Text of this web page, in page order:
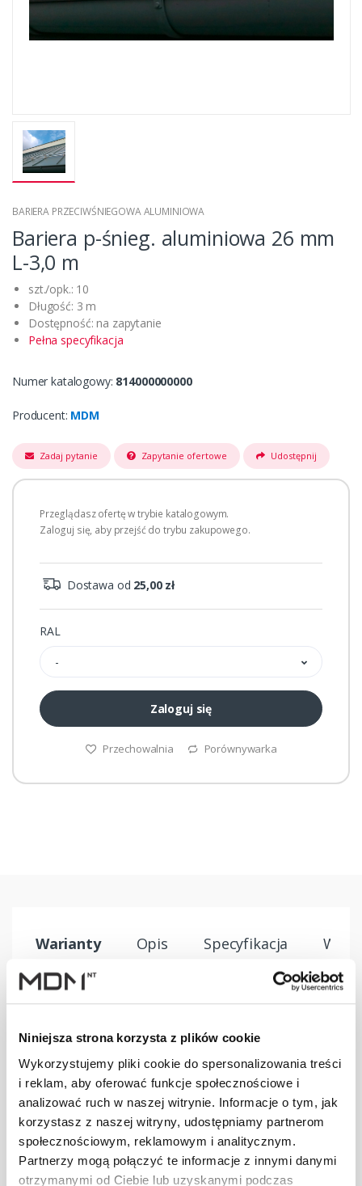
Niniejsza strona korzysta z plików cookie
Wykorzystujemy pliki cookie do spersonalizowania treści
i reklam, aby oferować funkcje społecznościowe i
analizować ruch w naszej witrynie. Informacje o tym, jak
korzystasz z naszej witryny, udostępniamy partnerom
społecznościowym, reklamowym i analitycznym.
Partnerzy mogą połączyć te informacje z innymi danymi
otrzymanymi od Ciebie lub uzyskanymi podczas
BARIERA PRZECIWŚNIEGOWA ALUMINIOWA
Bariera p-śnieg. aluminiowa 26 mm
L-3,0 m
szt./opk.: 10
Długość: 3 m
Dostępność: na zapytanie
Pełna specyfikacja
Numer katalogowy: 814000000000
Producent: MDM
Zadaj pytanie Zapytanie ofertowe Udostępnij
Przeglądasz ofertę w trybie katalogowym.
Zaloguj się, aby przejść do trybu zakupowego.
Dostawa od 25,00 zł
RAL
-
Zaloguj się
Przechowalnia Porównywarka
Warianty Opis Specyfikacja
Bariera p-śnieg.
aluminiowa 26
mm L-3,0 m
szt –
Bariera p-śnieg.
aluminiowa 26
mm L-3,0 m
szt –